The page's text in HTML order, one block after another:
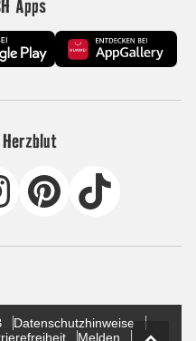
Apps
Datenschutzhinweise
Melden